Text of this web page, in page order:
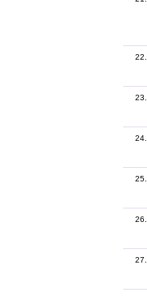
22.
23.
24.
25.
26.
27.